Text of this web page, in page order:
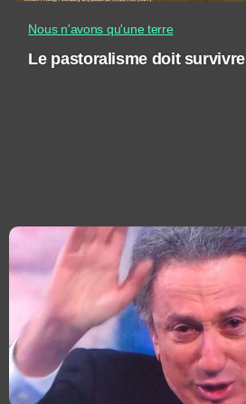
Nous n'avons qu'une terre
Le pastoralisme doit survivre